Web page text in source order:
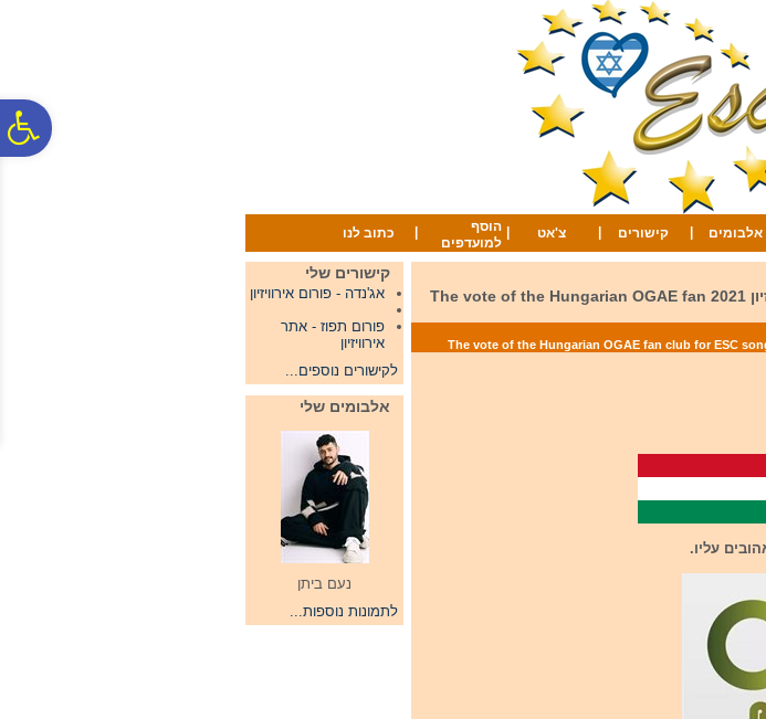
אלבומים קישורים צ'אט
הוסף
למועדפים
כתוב לנו
קישורים שלי
אג'נדה - פורום אירוויזיון
פורום תפוז - אתר
אירוויזיון
לקישורים נוספים...
אלבומים שלי
נעם ביתן
לתמונות נוספות...
הצבעת מועדון החובבים ההונגרי לשירי אירוויזיון 2021 The vote of the Hungarian OGAE fan
עליו.